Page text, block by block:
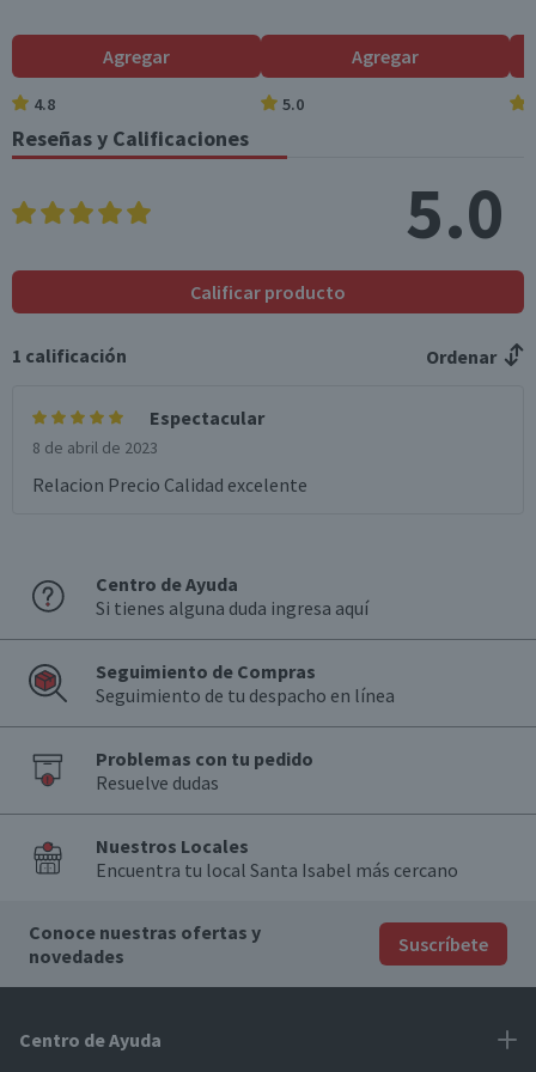
750 cc
Cantidad
1 un.
Cepa
Ensamblaje
Denominación de Origen
Envase
Formato
Individual
País de Origen
Sabor
Graduación Alcohólica
14.0°
Nota
Por Ley la venta de alcohol está prohibida para menores
de 18 años.
Garantía Mínima Legal
Válida hasta su fecha de caducidad
Agregar
4.8
Agregar
5.0
Reseñas y Calificaciones
5.0
Calificar producto
1 calificación Ordenar
Espectacular
8 de abril de 2023
Relacion Precio Calidad excelente
Centro de Ayuda
Si tienes alguna duda ingresa aquí
Seguimiento de Compras
Seguimiento de tu despacho en línea
Problemas con tu pedido
Resuelve dudas
Nuestros Locales
Encuentra tu local Santa Isabel más cercano
Conoce nuestras ofertas y
novedades
Suscríbete
Centro de Ayuda